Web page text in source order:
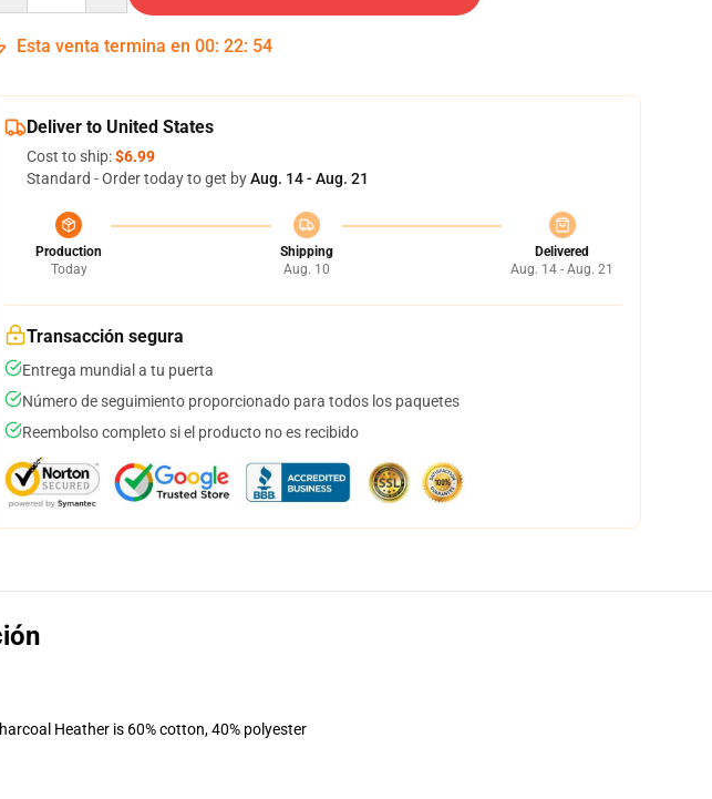
Esta venta termina en 00: 22: 53
Deliver to United States
Cost to ship:$6.99
Standard - Order today to get byAug. 14 - Aug. 21
Production
Today
Shipping
Aug. 10
Delivered
Aug. 14 - Aug. 21
Transacción segura
Entrega mundial a tu puerta
Número de seguimiento proporcionado para todos los paquetes
Reembolso completo si el producto no es recibido
Heather is 60% cotton, 40% polyester